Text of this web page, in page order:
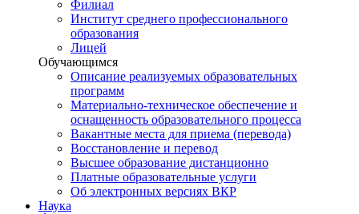
Филиал
Институт среднего профессионального
образования
Лицей
Обучающимся
Описание реализуемых образовательных
программ
Материально-техническое обеспечение и
оснащенность образовательного процесса
Вакантные места для приема (перевода)
Восстановление и перевод
Высшее образование дистанционно
Платные образовательные услуги
Об электронных версиях ВКР
Наука